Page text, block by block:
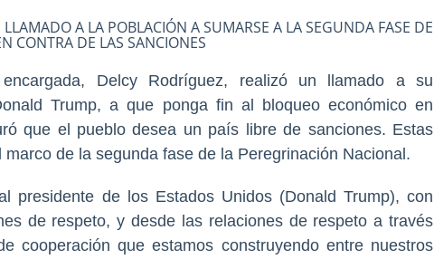
A LA POBLACIÓN A SUMARSE A LA SEGUNDA FASE DE
CONTRA DE LAS SANCIONES
Delcy Rodríguez, realizó un llamado a su
Trump, a que ponga fin al bloqueo económico en
que el pueblo desea un país libre de sanciones. Estas
de la segunda fase de la Peregrinación Nacional.
presidente de los Estados Unidos (Donald Trump), con
de respeto, y desde las relaciones de respeto a través
cooperación que estamos construyendo entre nuestros